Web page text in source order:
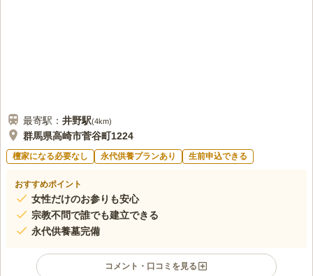
最寄駅： 井野駅(4km)
群馬県高崎市菅谷町1224
檀家になる必要なし 永代供養プランあり 生前申込できる
おすすめポイント
女性だけのお参りも安心
宗教不問で誰でも建立できる
永代供養墓完備
コメント・口コミを見る